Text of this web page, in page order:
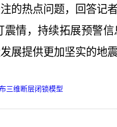
的热点问题，回答记
情，持续拓展预警
展提供更加坚实的地震
三维断层闭锁模型